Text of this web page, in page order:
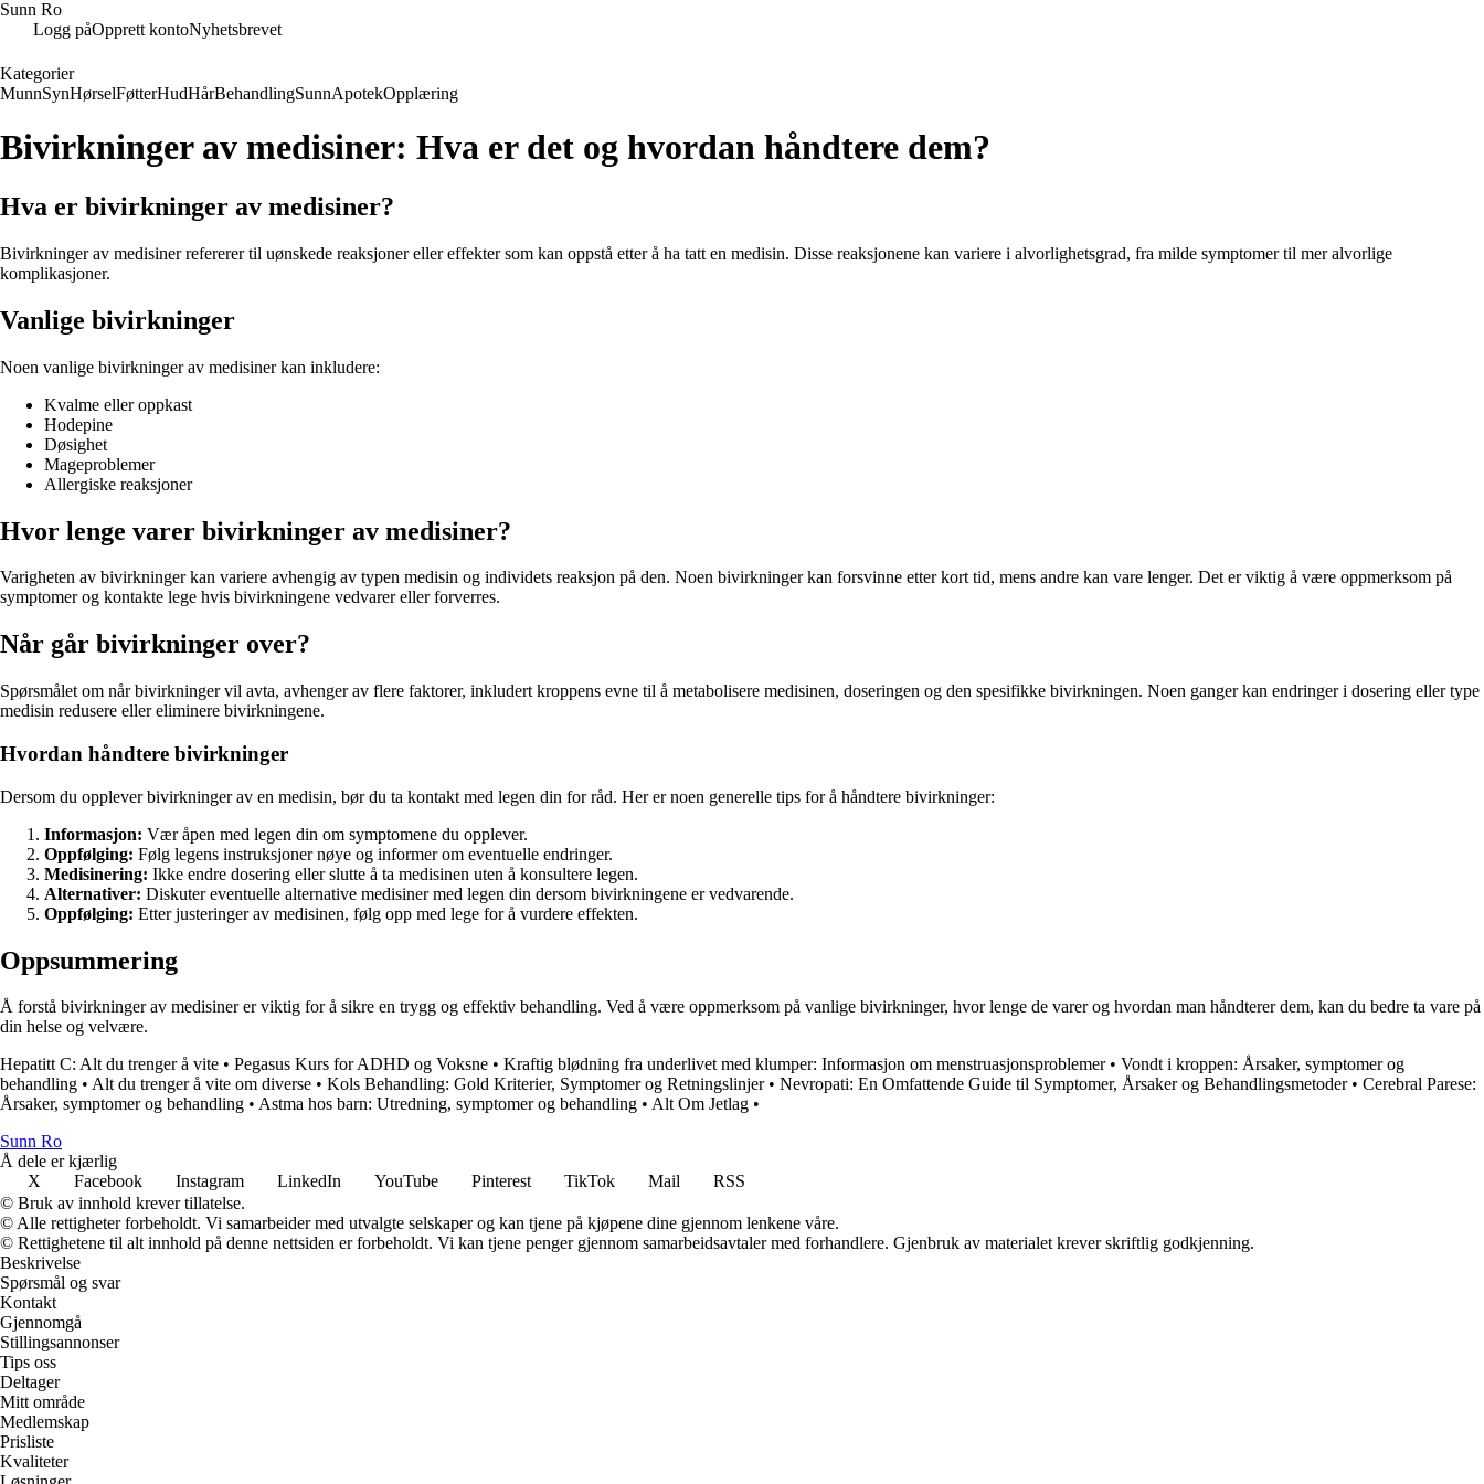
Sunn Ro
Logg påOpprett kontoNyhetsbrevet
Kategorier
MunnSynHørselFøtterHudHårBehandlingSunnApotekOpplæring
Bivirkninger av medisiner: Hva er det og hvordan håndtere dem?
Hva er bivirkninger av medisiner?
Bivirkninger av medisiner refererer til uønskede reaksjoner eller effekter som kan oppstå etter å ha tatt en medisin. Disse reaksjonene kan variere i alvorlighetsgrad, fra milde symptomer til mer alvorlige
komplikasjoner.
Vanlige bivirkninger
Noen vanlige bivirkninger av medisiner kan inkludere:
Kvalme eller oppkast
Hodepine
Døsighet
Mageproblemer
Allergiske reaksjoner
Hvor lenge varer bivirkninger av medisiner?
Varigheten av bivirkninger kan variere avhengig av typen medisin og individets reaksjon på den. Noen bivirkninger kan forsvinne etter kort tid, mens andre kan vare lenger. Det er viktig å være oppmerksom på
symptomer og kontakte lege hvis bivirkningene vedvarer eller forverres.
Når går bivirkninger over?
Spørsmålet om når bivirkninger vil avta, avhenger av flere faktorer, inkludert kroppens evne til å metabolisere medisinen, doseringen og den spesifikke bivirkningen. Noen ganger kan endringer i dosering eller type
medisin redusere eller eliminere bivirkningene.
Hvordan håndtere bivirkninger
Dersom du opplever bivirkninger av en medisin, bør du ta kontakt med legen din for råd. Her er noen generelle tips for å håndtere bivirkninger:
Informasjon: Vær åpen med legen din om symptomene du opplever.
Oppfølging: Følg legens instruksjoner nøye og informer om eventuelle endringer.
Medisinering: Ikke endre dosering eller slutte å ta medisinen uten å konsultere legen.
Alternativer: Diskuter eventuelle alternative medisiner med legen din dersom bivirkningene er vedvarende.
Oppfølging: Etter justeringer av medisinen, følg opp med lege for å vurdere effekten.
Oppsummering
Å forstå bivirkninger av medisiner er viktig for å sikre en trygg og effektiv behandling. Ved å være oppmerksom på vanlige bivirkninger, hvor lenge de varer og hvordan man håndterer dem, kan du bedre ta vare på
din helse og velvære.
Hepatitt C: Alt du trenger å vite • Pegasus Kurs for ADHD og Voksne • Kraftig blødning fra underlivet med klumper: Informasjon om menstruasjonsproblemer• Vondt i kroppen: Årsaker, symptomer og
behandling • Alt du trenger å vite om diverse • Kols Behandling: Gold Kriterier, Symptomer og Retningslinjer• Nevropati: En Omfattende Guide til Symptomer, Årsaker og Behandlingsmetoder• Cerebral Parese:
Årsaker, symptomer og behandling • Astma hos barn: Utredning, symptomer og behandling • Alt Om Jetlag •
Sunn Ro
Å dele er kjærlig
X
Facebook Instagram LinkedIn YouTube Pinterest TikTok Mail
RSS
© Bruk av innhold krever tillatelse.
© Alle rettigheter forbeholdt. Vi samarbeider med utvalgte selskaper og kan tjene på kjøpene dine gjennom lenkene våre.
© Rettighetene til alt innhold på denne nettsiden er forbeholdt. Vi kan tjene penger gjennom samarbeidsavtaler med forhandlere. Gjenbruk av materialet krever skriftlig godkjenning.
Beskrivelse
Spørsmål og svar
Kontakt
Gjennomgå
Stillingsannonser
Tips oss
Deltager
Mitt område
Medlemskap
Prisliste
Kvaliteter